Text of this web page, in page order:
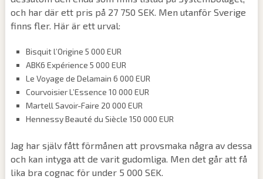
och har där ett pris på 27 750 SEK. Men utanför Sverige
finns fler. Här är ett urval:
Bisquit l’Origine 5 000 EUR
ABK6 Expérience 5 000 EUR
Le Voyage de Delamain 6 000 EUR
Courvoisier L’Essence 10 000 EUR
Martell Savoir-Faire 20 000 EUR
Hennessy Beauté du Siècle 150 000 EUR
Jag har själv fått förmånen att provsmaka några av dessa
och kan intyga att de varit gudomliga. Men det går att få
lika bra cognac för under 5 000 SEK.